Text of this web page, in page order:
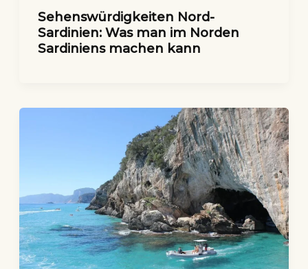
Sehenswürdigkeiten Nord-
Sardinien: Was man im Norden
Sardiniens machen kann